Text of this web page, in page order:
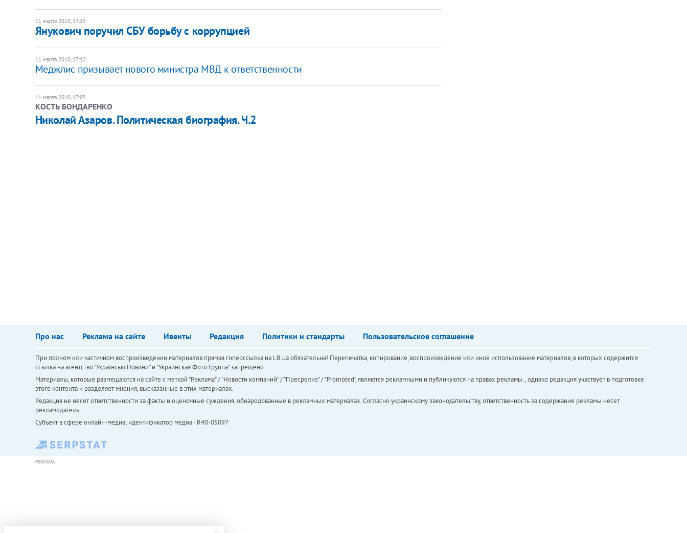
11 марта 2010, 17:15
Янукович поручил СБУ борьбу с коррупцией
11 марта 2010, 17:12
Меджлис призывает нового министра МВД к ответственности
11 марта 2010, 17:05
КОСТЬ БОНДАРЕНКО
Николай Азаров. Политическая биография. Ч.2
Про нас Реклама на сайте Ивенты Редакция Политики и стандарты Пользовательское соглашение
При полном или частичном воспроизведении материалов прямая гиперссылка на LB.ua обязательна! Перепечатка, копирование, воспроизведение или иное использование материалов, в которых содержится
ссылка на агентство "Українськi Новини" и "Украинская Фото Группа" запрещено.
Материалы, которые размещаются на сайте с меткой "Реклама" / "Новости компаний" / "Пресрелиз" / "Promoted", являются рекламными и публикуются на правах рекламы. , однако редакция участвует в подготовке
этого контента и разделяет мнения, высказанные в этих материалах.
Редакция не несет ответственности за факты и оценочные суждения, обнародованные в рекламных материалах. Согласно украинскому законодательству, ответственность за содержание рекламы несет
рекламодатель.
Субъект в сфере онлайн-медиа; идентификатор медиа - R40-05097
РЕКЛАМА